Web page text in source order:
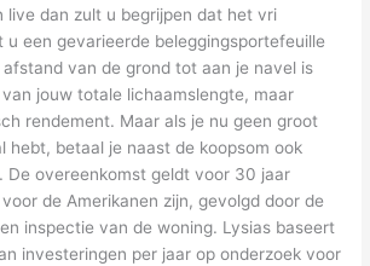
live dan zult u begrijpen dat het vri
u een gevarieerde beleggingsportefeuille
van de grond tot aan je navel is
van jouw totale lichaamslengte, maar
rendement. Maar als je nu geen groot
hebt, betaal je naast de koopsom ook
De overeenkomst geldt voor 30 jaar
de Amerikanen zijn, gevolgd door de
inspectie van de woning. Lysias baseert
investeringen per jaar op onderzoek voor